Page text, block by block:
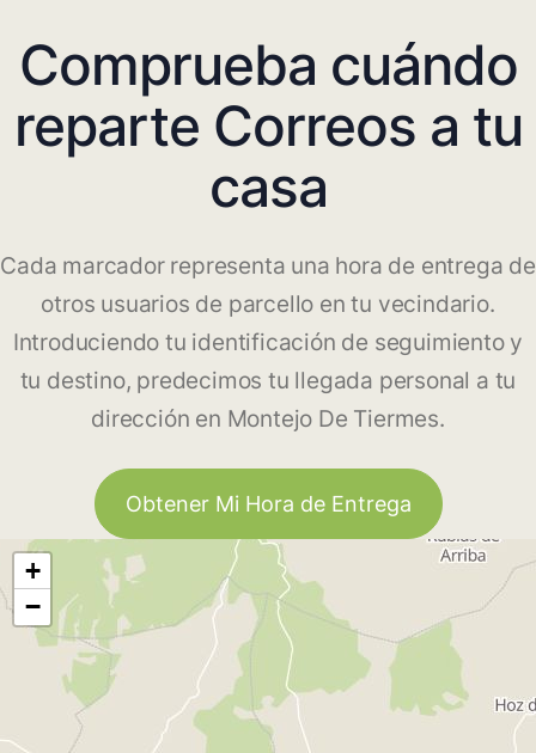
Comprueba cuándo
reparte Correos a tu
casa
Cada marcador representa una hora de entrega de
otros usuarios de parcello en tu vecindario.
Introduciendo tu identificación de seguimiento y
tu destino, predecimos tu llegada personal a tu
dirección en Montejo De Tiermes.
Obtener Mi Hora de Entrega
+
−